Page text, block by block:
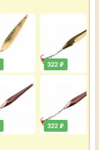
322 ₽
322 ₽